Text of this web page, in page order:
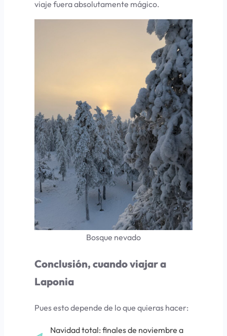
viaje fuera absolutamente mágico.
Bosque nevado
Conclusión, cuando viajar a
Laponia
Pues esto depende de lo que quieras hacer:
Navidad total: finales de noviembre a